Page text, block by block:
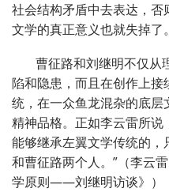
社会结构矛盾中去表达，
文学的真正意义也就失掉了。
曹征路和刘继明不仅从
陷和隐患，而且在创作上
统，在一众鱼龙混杂的底
精神品格。正如李云雷所说
能够继承左翼文学传统的
和曹征路两个人。”（李云
学原则——刘继明访谈》）